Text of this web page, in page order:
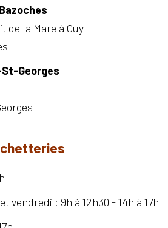
de la Mare à Guy
Georges
vendredi : 9h à 12h30 - 14h à 17h